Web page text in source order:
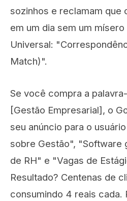
sozinhos e reclamam que
em um dia sem um mísero
Universal:
Match)".
Se você compra a
[Gestão Empresarial], o
seu anúncio para o
sobre Gestão", "Software
de RH" e "Vagas de
Resultado? Centenas de
consumindo 4 reais cada.